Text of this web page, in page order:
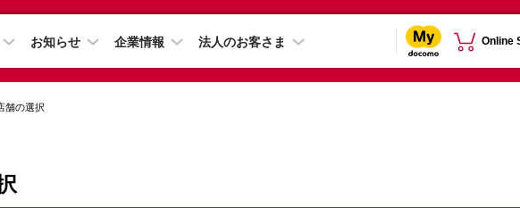
お知らせ 企業情報 法人のお客さま Online
舗の選択